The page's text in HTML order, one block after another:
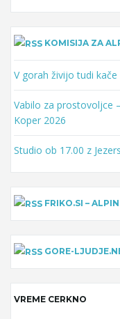
KOMISIJA ZA
V gorah živijo tudi kače
Vabilo za prostovoljce
Koper 2026
Studio ob 17.00 z
FRIKO.SI –
GORE-
VREME CERKNO